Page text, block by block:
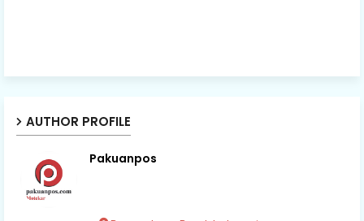
AUTHOR PROFILE
Pakuanpos